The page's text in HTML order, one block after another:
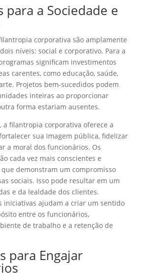
para a Sociedade e
corporativa são amplamente
níveis: social e corporativo. Para a
significam investimentos
carentes, como educação, saúde,
Projetos bem-sucedidos podem
inteiras ao proporcionar
forma estariam ausentes.
a filantropia corporativa oferece a
sua imagem pública, fidelizar
a moral dos funcionários. Os
cada vez mais conscientes e
demonstram um compromisso
sociais. Isso pode resultar em um
e da lealdade dos clientes.
iniciativas ajudam a criar um sentido
entre os funcionários,
de trabalho e a retenção de
para Engajar